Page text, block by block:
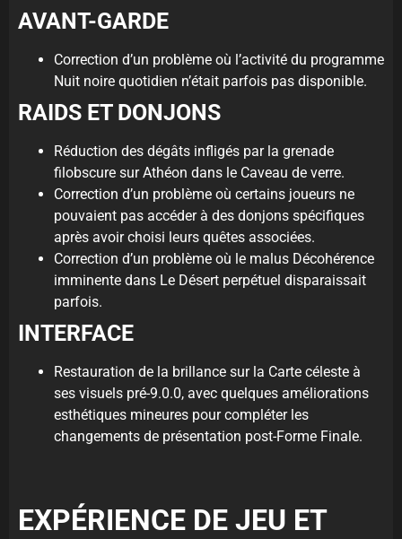
AVANT-GARDE
Correction d’un problème où l’activité du programme
Nuit noire quotidien n’était parfois pas disponible.
RAIDS ET DONJONS
Réduction des dégâts infligés par la grenade
filobscure sur Athéon dans le Caveau de verre.
Correction d’un problème où certains joueurs ne
pouvaient pas accéder à des donjons spécifiques
après avoir choisi leurs quêtes associées.
Correction d’un problème où le malus Décohérence
imminente dans Le Désert perpétuel disparaissait
parfois.
INTERFACE
Restauration de la brillance sur la Carte céleste à
ses visuels pré-9.0.0, avec quelques améliorations
esthétiques mineures pour compléter les
changements de présentation post-Forme Finale.
EXPÉRIENCE DE JEU ET